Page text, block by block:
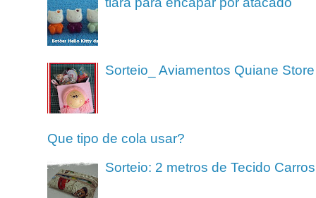
Sorteio_ Aviamentos Quiane Store
Que tipo de cola usar?
Sorteio: 2 metros de Tecido Carros